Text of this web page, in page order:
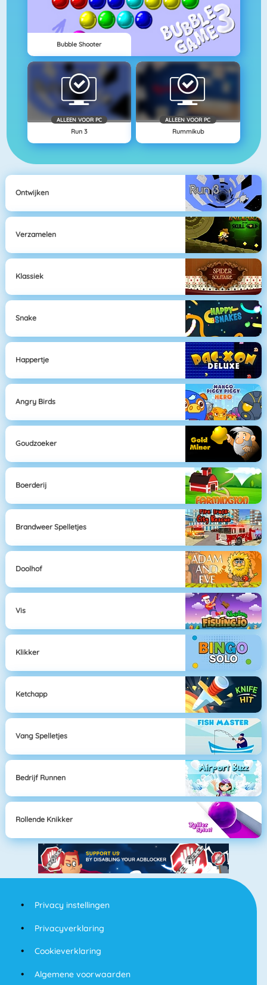
Bubble Shooter
ALLEEN VOOR PC
Run 3
ALLEEN VOOR PC
Rummikub
Ontwijken
Verzamelen
Klassiek
Snake
Happertje
Angry Birds
Goudzoeker
Boerderij
Brandweer Spelletjes
Doolhof
Vis
Klikker
Ketchapp
Vang Spelletjes
Bedrijf Runnen
Rollende Knikker
Privacy instellingen
Privacyverklaring
Cookieverklaring
Algemene voorwaarden